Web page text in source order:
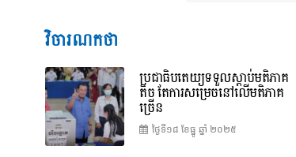
វិចារណកថា
ប្រជាធិបតេយ្យទទួលស្តាប់មតិភាគ
តិច តែការសម្រេចនៅលើមតិភាគ
ច្រើន
ថ្ងៃទី១៨ ខែ​ធ្នូ ឆ្នាំ ២០២៥